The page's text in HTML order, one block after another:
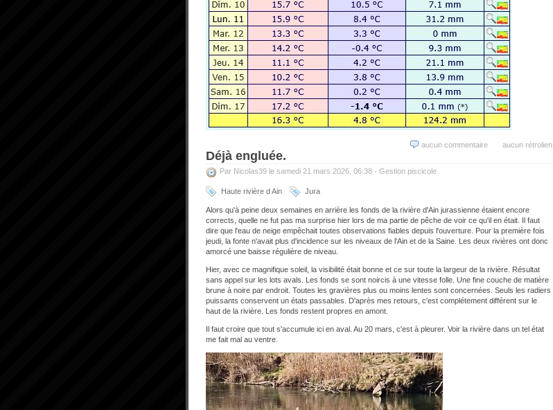
aucun commentaire aucun rétrolien
Déjà engluée.
Par Nicolas39 le samedi 21 mars 2026, 06:38 - Gestion piscicole
Haute rivière d Ain Jura
Alors qu'à peine deux semaines en arrière les fonds de la rivière d'Ain jurassienne étaient encore
corrects, quelle ne fut pas ma surprise hier lors de ma partie de pêche de voir ce qu'il en était. Il faut
dire que l'eau de neige empêchait toutes observations fiables depuis l'ouverture. Pour la première fois
jeudi, la fonte n'avait plus d'incidence sur les niveaux de l'Ain et de la Saine. Les deux rivières ont donc
amorcé une baisse régulière de niveau.
Hier, avec ce magnifique soleil, la visibilité était bonne et ce sur toute la largeur de la rivière. Résultat
sans appel sur les lots avals. Les fonds se sont noircis à une vitesse folle. Une fine couche de matière
brune à noire par endroit. Toutes les gravières plus ou moins lentes sont concernées. Seuls les radiers
puissants conservent un états passables. D'après mes retours, c'est complétement différent sur le
haut de la rivière. Les fonds restent propres en amont.
Il faut croire que tout s'accumule ici en aval. Au 20 mars, c'est à pleurer. Voir la rivière dans un tel état
me fait mal au ventre.